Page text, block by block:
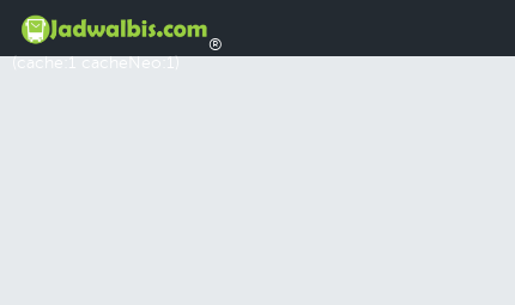
®
(cache:1 cacheNeo:1)